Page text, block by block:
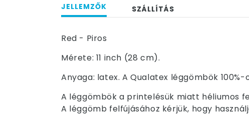
JELLEMZŐK SZÁLLÍTÁS
Red - Piros
Mérete: 11 inch (28 cm).
Anyaga: latex. A Qualatex léggömbök
A léggömbök a printelésük miatt héliumos
A léggömb felfújásához kérjük, hogy